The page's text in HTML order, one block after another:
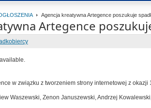
Agencja kreatywna Artegence poszukuje
Artegence
w związku z tworzeniem strony internetowej z
Waszewski, Zenon Januszewski, Andrzej